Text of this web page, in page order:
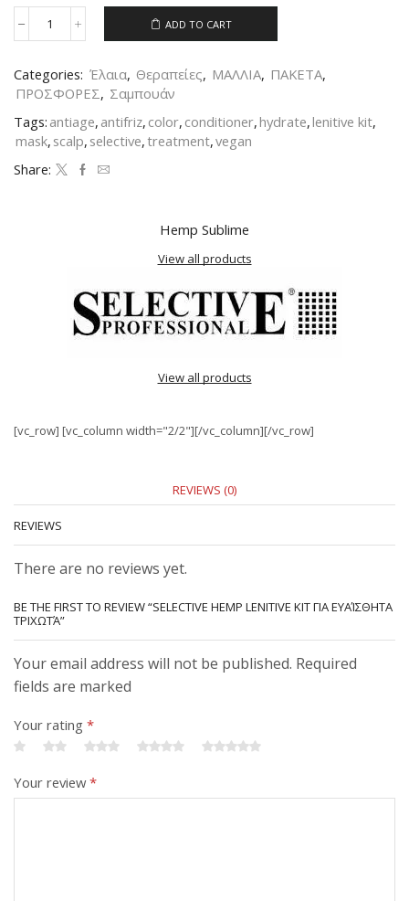
ADD TO CART
Categories: Έλαια, Θεραπείες, ΜΑΛΛΙΑ, ΠΑΚΕΤΑ,
ΠΡΟΣΦΟΡΕΣ, Σαμπουάν
Tags: antiage, antifriz, color, conditioner,hydrate,lenitive kit,
mask, scalp, selective,treatment,vegan
Share:
Hemp Sublime
View all products
View all products
[vc_row] [vc_column width="2/2"][/vc_column][/vc_row]
REVIEWS (0)
REVIEWS
There are no reviews yet.
BE THE FIRST TO REVIEW “SELECTIVE HEMP LENITIVE KIT ΓΙΑ ΕΥΑΊΣΘΗΤΑ
ΤΡΙΧΩΤΆ”
Your email address will not be published. Required
fields are marked
Your rating *
Your review*